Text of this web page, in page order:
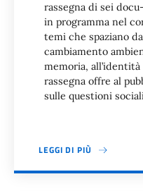
rassegna di sei
in programma nel
temi che spaziano
cambiamento
memoria,
rassegna offre al
sulle questioni
LEGGI DI PIÙ